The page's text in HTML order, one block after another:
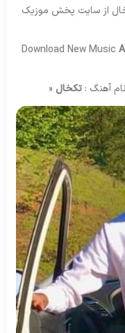
از سایت پخش موزیک
Download New Music
آهنگ :تکخال «